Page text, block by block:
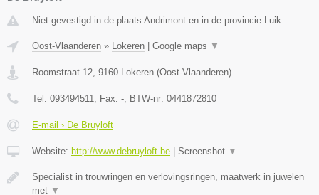
Niet gevestigd in de plaats Andrimont en in de provincie Luik.
Oost-Vlaanderen » Lokeren Google maps ▼
Roomstraat 12, 9160 Lokeren (Oost-Vlaanderen)
Tel: 093494511, Fax: -, BTW-nr: 0441872810
E-mail › De Bruyloft
Website: http://www.debruyloft.be Screenshot ▼
Specialist in trouwringen en verlovingsringen, maatwerk in juwelen
met ▼